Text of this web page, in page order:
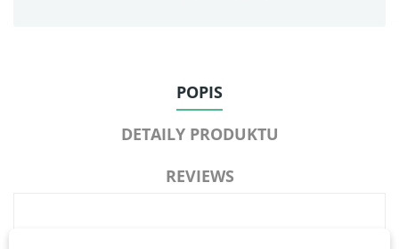
POPIS
DETAILY PRODUKTU
REVIEWS